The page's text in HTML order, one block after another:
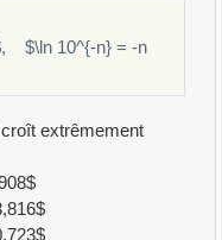
$\ln 10^{-n} = -n
extrêmement